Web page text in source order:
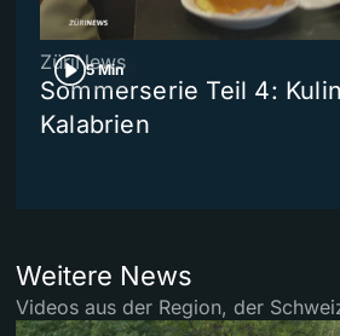
5 Min
ZüriNews
Sommerserie Teil 4:
Kalabrien
Weitere News
Videos aus der Region, der